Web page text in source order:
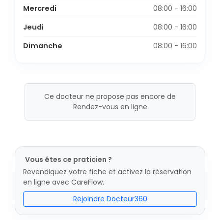
Mercredi
08:00 - 16:00
Jeudi
08:00 - 16:00
Dimanche
08:00 - 16:00
Ce docteur ne propose pas encore de
Rendez-vous en ligne
Vous êtes ce praticien ?
Revendiquez votre fiche et activez la réservation
en ligne avec CareFlow.
Rejoindre Docteur360